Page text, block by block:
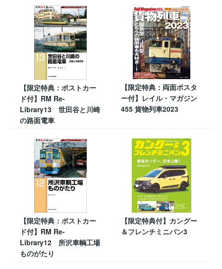
【限定特典：ポストカー
ド付】RM Re-
Library13 世田谷と川崎
の路面電車
【限定特典：両面ポスタ
ー付】レイル・マガジン
455 貨物列車2023
【限定特典：ポストカー
ド付】RM Re-
Library12 所沢車輌工場
ものがたり
【限定特典付】カングー
＆フレンチミニバン3